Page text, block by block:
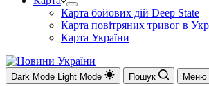
Карта бойових дій Deep State
Карта повітряних тривог в
Карта України
Dark Mode Light Mode Пошук Меню